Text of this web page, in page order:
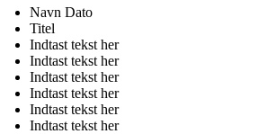
Navn Dato
Titel
Indtast tekst her
Indtast tekst her
Indtast tekst her
Indtast tekst her
Indtast tekst her
Indtast tekst her